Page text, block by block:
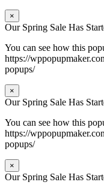
×
Our Spring Sale Has
You can see how this
https://
popups/
×
Our Spring Sale Has
You can see how this
https://
popups/
×
Our Spring Sale Has